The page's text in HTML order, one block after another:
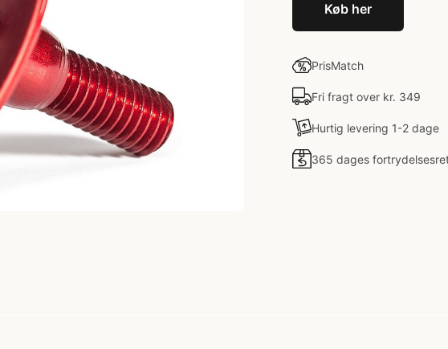
Køb her
PrisMatch
Fri fragt over kr. 349
Hurtig levering 1-2 dage
365 dages